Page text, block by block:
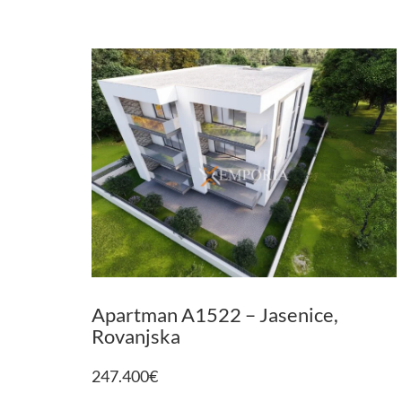
Apartman A1522 – Jasenice,
Rovanjska
247.400€